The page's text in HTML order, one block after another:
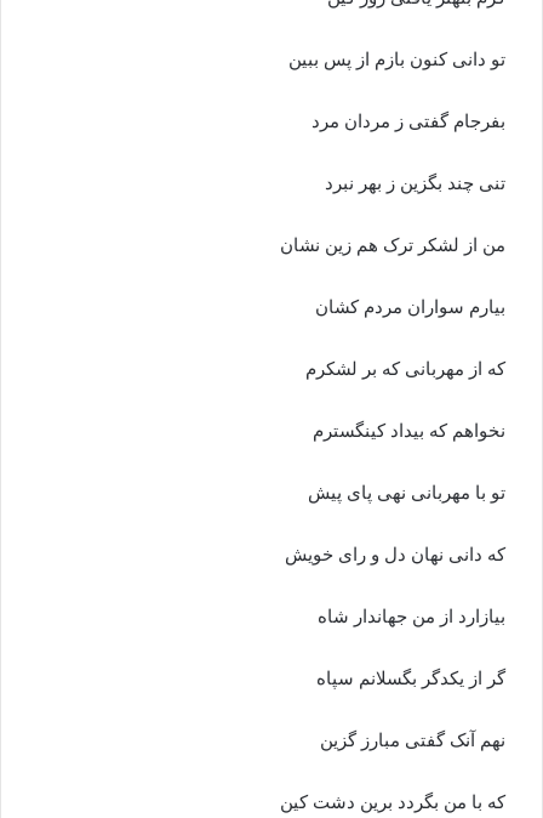
تو دانى کنون بازم از پس ببین‏
بفرجام گفتى ز مردان مرد
تنى چند بگزین ز بهر نبرد
من از لشکر ترک هم زین نشان
بیارم سواران مردم کشان‏
که از مهربانى که بر لشکرم
نخواهم که بیداد کین‏گسترم‏
تو با مهربانى نهى پاى پیش
که دانى نهان دل و راى خویش‏
بیازارد از من جهاندار شاه
گر از یکدگر بگسلانم سپاه‏
نهم آنک گفتى مبارز گزین
که با من بگردد برین دشت کین‏